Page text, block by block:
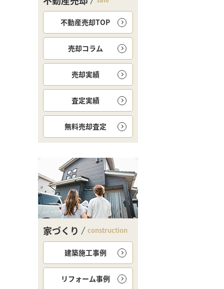
不動産売却TOP
売却コラム
売却実績
査定実績
無料売却査定
家づくり construction
建築施工事例
リフォーム事例